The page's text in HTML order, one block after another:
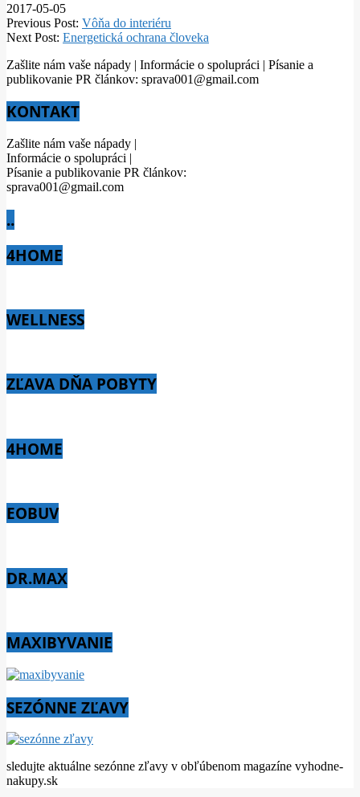
2017-05-05
Previous Post: Vôňa do interiéru
Next Post: Energetická ochrana človeka
Zašlite nám vaše nápady | Informácie o spolupráci | Písanie a
publikovanie PR článkov: sprava001@gmail.com
KONTAKT
Zašlite nám vaše nápady |
Informácie o spolupráci |
Písanie a publikovanie PR článkov:
sprava001@gmail.com
..
4HOME
WELLNESS
ZĽAVA DŇA POBYTY
4HOME
EOBUV
DR.MAX
MAXIBYVANIE
SEZÓNNE ZĽAVY
sledujte aktuálne sezónne zľavy v obľúbenom magazíne vyhodne-
nakupy.sk